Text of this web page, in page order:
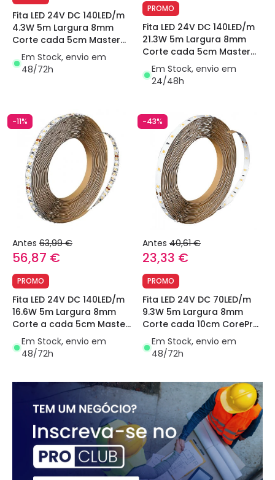
Fita LED 24V DC 140LED/m
4.3W 5m Largura 8mm
Corte cada 5cm Master
Philips
Em Stock, envio em
48/72h
PROMO
Fita LED 24V DC 140LED/m
21.3W 5m Largura 8mm
Corte cada 5cm Master
Philips
Em Stock, envio em
24/48h
-11%
Antes 63,99 €
56,87 €
PROMO
Fita LED 24V DC 140LED/m
16.6W 5m Largura 8mm
Corte a cada 5cm Master
PHILIPS
Em Stock, envio em
48/72h
-43%
Antes 40,61 €
23,33 €
PROMO
Fita LED 24V DC 70LED/m
9.3W 5m Largura 8mm
Corte cada 10cm CorePro
Philips
Em Stock, envio em
48/72h